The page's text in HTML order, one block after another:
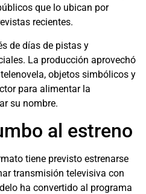
que lo ubican por
recientes.
de días de pistas y
La producción aprovechó
objetos simbólicos y
para alimentar la
su nombre.
al estreno
tiene previsto estrenarse
transmisión televisiva con
ha convertido al programa